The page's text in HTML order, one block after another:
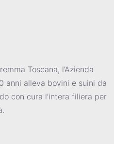
Toscana, l’Azienda
anni alleva bovini e suini da
con cura l’intera filiera per